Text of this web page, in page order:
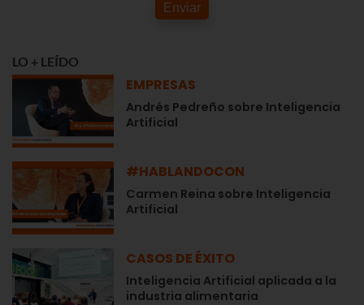
Enviar
LO + LEÍDO
EMPRESAS
Andrés Pedreño sobre Inteligencia
Artificial
#HABLANDOCON
Carmen Reina sobre Inteligencia
Artificial
CASOS DE ÉXITO
Inteligencia Artificial aplicada a la
industria alimentaria